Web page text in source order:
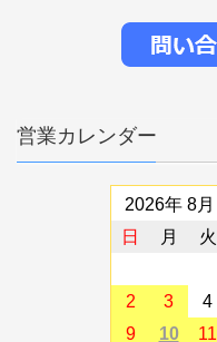
営業カレンダー
2026年 8月
日
月 火
2
3 4
9
10 11